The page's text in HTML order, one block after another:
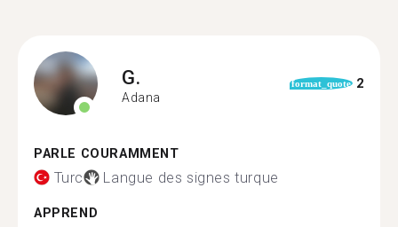
G.
Adana
format_quote 2
PARLE COURAMMENT
Turc Langue des signes turque
APPREND